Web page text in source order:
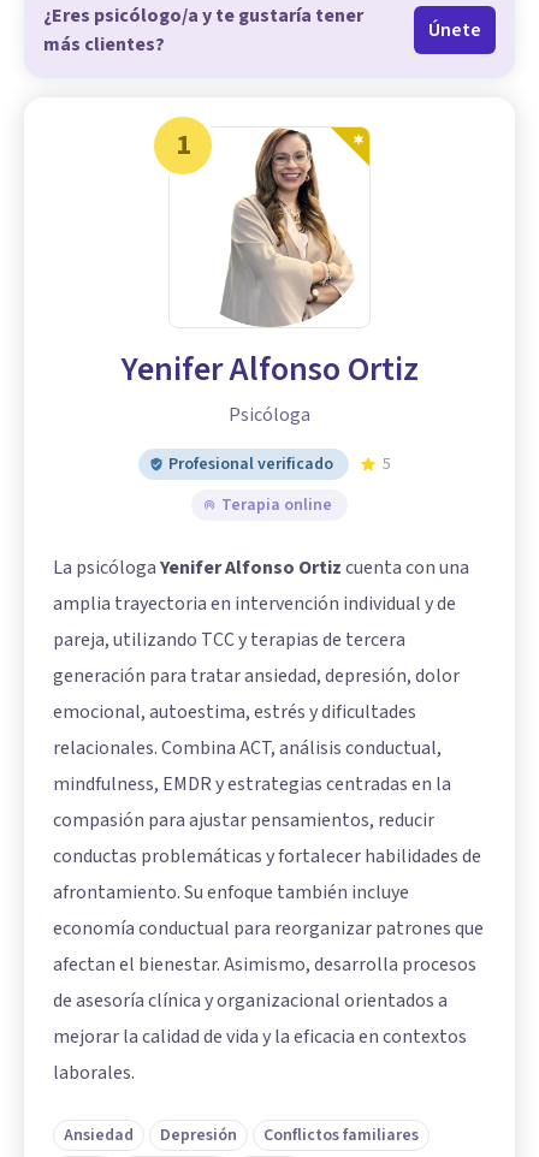
¿Eres psicólogo/a y te gustaría tener
más clientes?
Únete
1
Yenifer Alfonso Ortiz
Psicóloga
Profesional verificado
5
Terapia online
La psicólogaYenifer Alfonso Ortizcuenta con una
amplia trayectoria en intervención individual y de
pareja, utilizando TCC y terapias de tercera
generación para tratar ansiedad, depresión, dolor
emocional, autoestima, estrés y dificultades
relacionales. Combina ACT, análisis conductual,
mindfulness, EMDR y estrategias centradas en la
compasión para ajustar pensamientos, reducir
conductas problemáticas y fortalecer habilidades de
afrontamiento. Su enfoque también incluye
economía conductual para reorganizar patrones que
afectan el bienestar. Asimismo, desarrolla procesos
de asesoría clínica y organizacional orientados a
mejorar la calidad de vida y la eficacia en contextos
laborales.
Ansiedad Depresión
Conflictos familiares